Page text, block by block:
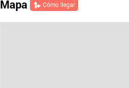
Mapa Cómo llegar